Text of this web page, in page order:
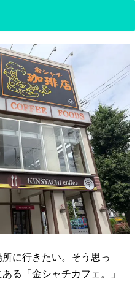
に行きたい。そう思っ
る「金シャチカフェ。」